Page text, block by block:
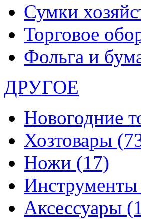
Сумки
Торговое
Фольга и
ДРУГОЕ
Новогодние
Хозтовары
Ножи (17)
Инструменты
Аксессуары